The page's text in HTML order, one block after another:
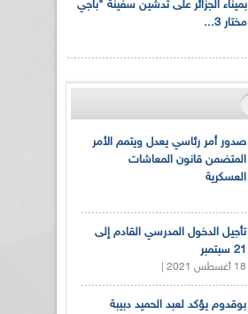
بميناء الجزائر على تدشين سفينة "باجي
مختار 3...
صدور أمر رئاسي يعدل ويتمم الأمر
المتضمن قانون المعاشات
العسكرية
تأجيل الدخول المدرسي القادم إلى
21 سبتمبر
18 أغسطس 2021 |
بوقدوم يؤكد لعبد الحميد دبيبة